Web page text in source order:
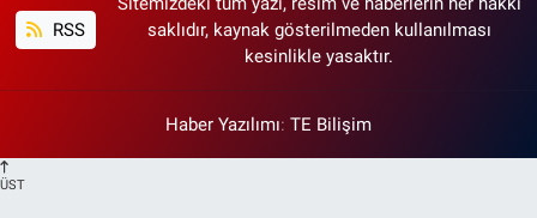
RSS
saklıdır, kaynak gösterilmeden kullanılması
kesinlikle yasaktır.
Haber Yazılımı: TE Bilişim
ÜST